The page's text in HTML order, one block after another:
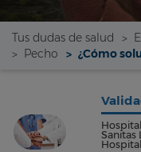
Tus dudas de salud
Pecho
¿Cómo
Sanitas